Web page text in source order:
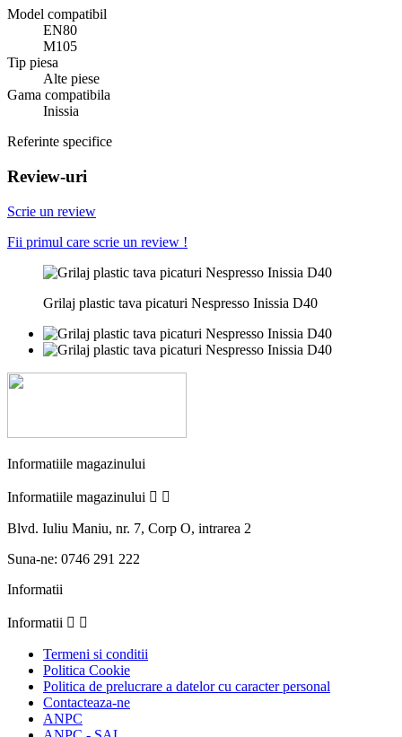
Model compatibil
EN80
M105
Tip piesa
Alte piese
Gama compatibila
Inissia
Referinte specifice
Review-uri
Scrie un review
Fii primul care scrie un review !
Grilaj plastic tava picaturi Nespresso Inissia D40
Informatiile magazinului
Informatiile magazinului  
Blvd. Iuliu Maniu, nr. 7, Corp O, intrarea 2
Suna-ne: 0746 291 222
Informatii
Informatii  
Termeni si conditii
Politica Cookie
Politica de prelucrare a datelor cu caracter personal
Contacteaza-ne
ANPC